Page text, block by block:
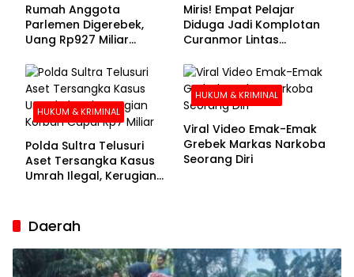
Rumah Anggota
Parlemen Digerebek,
Uang Rp927 Miliar
Miris! Empat Pelajar
Diduga Jadi Komplotan
Curanmor Lintas
HUKUM & KRIMINAL
Polda Sultra Telusuri
Aset Tersangka Kasus
Umrah Ilegal, Kerugian
HUKUM & KRIMINAL
Viral Video Emak-Emak
Grebek Markas Narkoba
Seorang Diri
Daerah